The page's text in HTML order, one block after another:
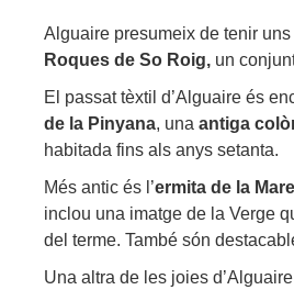
Alguaire presumeix de tenir
Roques de So Roig, un
El passat tèxtil d’Alguaire és
de la Pinyana, una antiga
habitada fins als anys setanta.
Més antic és l’ermita de la
inclou una imatge de la Verge
del terme. També són
Una altra de les joies d’Alguaire